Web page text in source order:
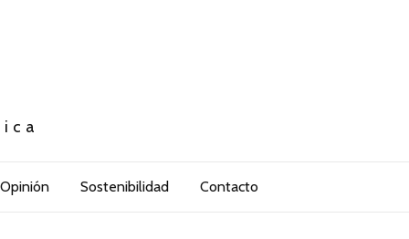
Opinión Sostenibilidad Contacto